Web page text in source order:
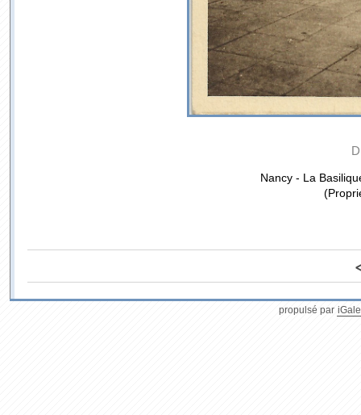
Nancy - La
propulsé par